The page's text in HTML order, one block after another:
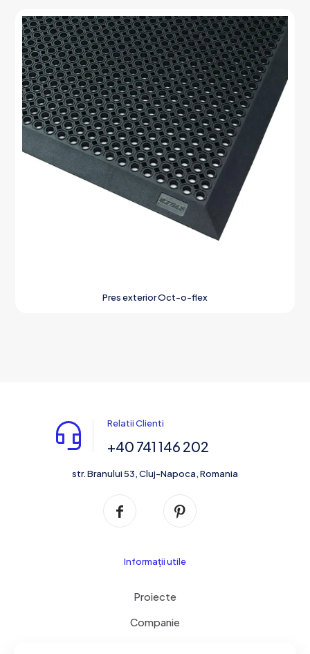
Pres exterior Oct-o-flex
Relatii Clienti
+40 741 146 202
str. Branului 53, Cluj-Napoca, Romania
Informații utile
Proiecte
Companie